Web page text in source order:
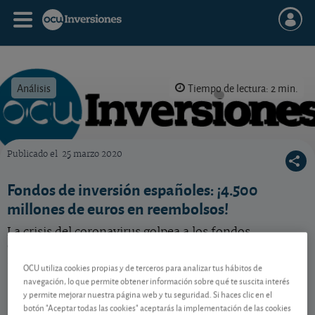
Análisis Tiempo de lectura: 2 min.
Publicado el 25 marzo 2020
Fondos de inversión españoles: ¡4.500
millones de euros en reembolsos!
La crisis del coronavirus golpea a los fondos
Analizamos la fuga de dinero que están sufriendo los
OCU utiliza cookies propias y de terceros para analizar tus hábitos de
navegación, lo que permite obtener información sobre qué te suscita interés
y permite mejorar nuestra página web y tu seguridad. Si haces clic en el
botón "Aceptar todas las cookies" aceptarás la implementación de las cookies